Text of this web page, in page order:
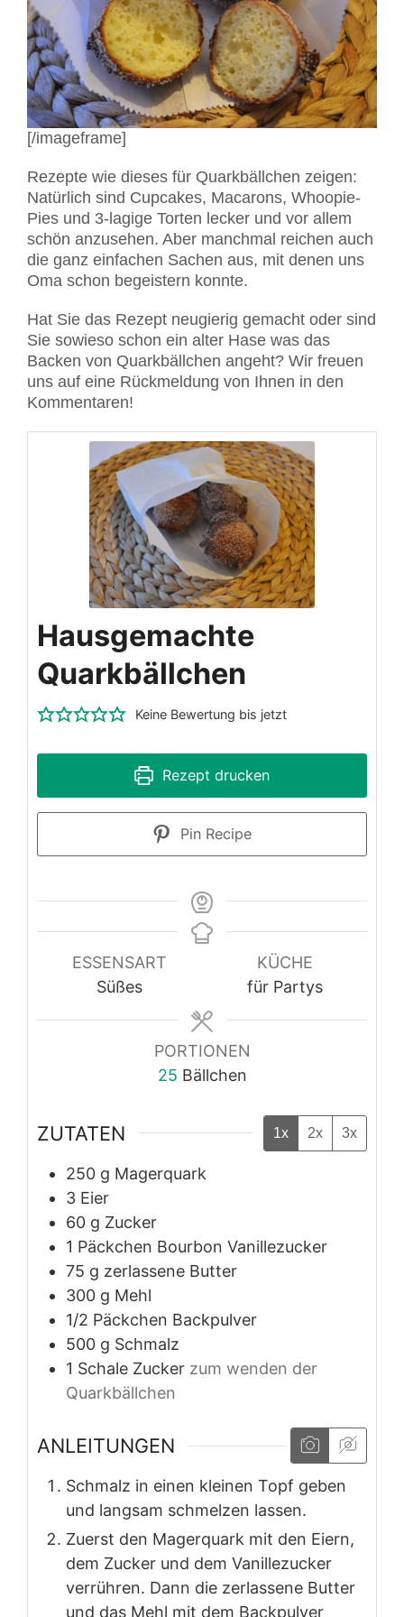
[/imageframe]
Rezepte wie dieses für Quarkbällchen zeigen:
Natürlich sind Cupcakes, Macarons, Whoopie-
Pies und 3-lagige Torten lecker und vor allem
schön anzusehen. Aber manchmal reichen auch
die ganz einfachen Sachen aus, mit denen uns
Oma schon begeistern konnte.
Hat Sie das Rezept neugierig gemacht oder sind
Sie sowieso schon ein alter Hase was das
Backen von Quarkbällchen angeht? Wir freuen
uns auf eine Rückmeldung von Ihnen in den
Kommentaren!
Hausgemachte
Quarkbällchen
Keine Bewertung bis jetzt
Rezept drucken
Pin Recipe
ESSENSART
Süßes
KÜCHE
für Partys
PORTIONEN
25 Bällchen
ZUTATEN 1x 2x 3x
250 g Magerquark
3 Eier
60 g Zucker
1 Päckchen Bourbon Vanillezucker
75 g zerlassene Butter
300 g Mehl
1/2 Päckchen Backpulver
500 g Schmalz
1 Schale Zucker zum wenden der
Quarkbällchen
ANLEITUNGEN
Schmalz in einen kleinen Topf geben
und langsam schmelzen lassen.
Zuerst den Magerquark mit den Eiern,
dem Zucker und dem Vanillezucker
verrühren. Dann die zerlassene Butter
und das Mehl mit dem Backpulver